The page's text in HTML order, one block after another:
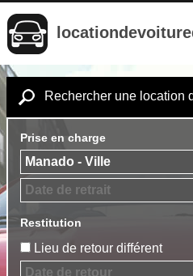
Rechercher une location
Prise en charge
Restitution
Lieu de retour différent